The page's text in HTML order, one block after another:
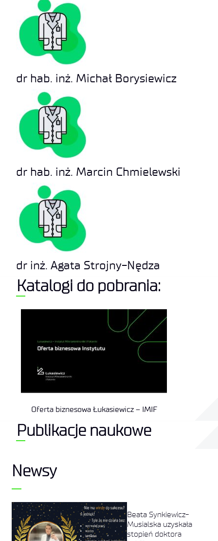
dr hab. inż. Michał Borysiewicz
dr hab. inż. Marcin Chmielewski
dr inż. Agata Strojny-Nędza
Katalogi do pobrania:
Oferta biznesowa Łukasiewicz – IMIF
Publikacje naukowe
Newsy
Beata Synkiewicz-
Musialska uzyskała
stopień doktora